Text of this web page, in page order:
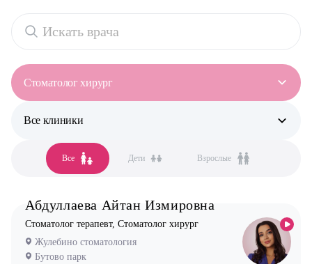
Все Дети Взрослые
Стоматолог хирург
Все специальности
Аллерголог-иммунолог
Анестезиолог
Гинеколог
Дерматолог
Кардиолог детский
Все клиники
Все клиники
Бутово стоматология
Жулебино стоматология
Новокосино стоматология
Абдуллаева Айтан Измировна
Стоматолог терапевт, Стоматолог хирург
Жулебино стоматология
Бутово парк